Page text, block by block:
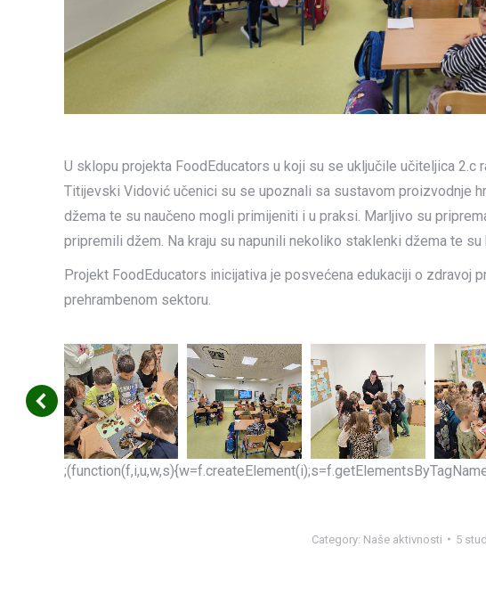
U sklopu projekta FoodEducators u koji su se uključile učiteljica 2.c
Titijevski Vidović učenici su se upoznali sa sustavom proizvodnje
džema te su naučeno mogli primijeniti i u praksi. Marljivo su
pripremili džem. Na kraju su napunili nekoliko staklenki džema te
Projekt FoodEducators inicijativa je posvećena edukaciji o zdravoj
prehrambenom sektoru.
Category: Naše aktivnosti 5